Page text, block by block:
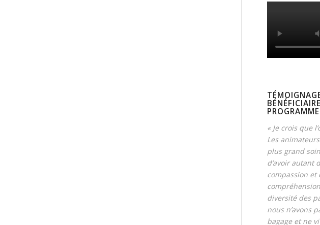
« Je crois que
Les
plus grand
d’avoir autant
compassion et
diversité des
nous n’avons
bagage et ne